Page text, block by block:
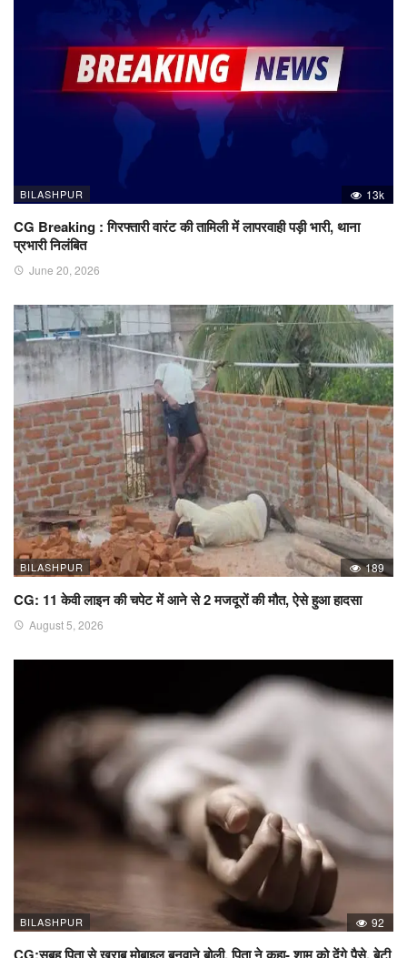
BILASHPUR 13k
CG Breaking : गिरफ्तारी वारंट की तामिली में लापरवाही पड़ी भारी, थाना
प्रभारी निलंबित
June 20, 2026
BILASHPUR 189
CG: 11 केवी लाइन की चपेट में आने से 2 मजदूरों की मौत, ऐसे हुआ हादसा
August 5, 2026
BILASHPUR 92